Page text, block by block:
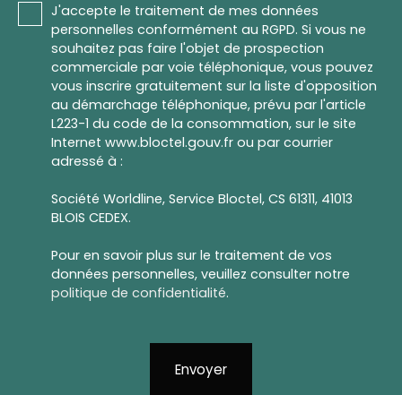
J'accepte le traitement de mes données
personnelles conformément au RGPD. Si vous ne
souhaitez pas faire l'objet de prospection
commerciale par voie téléphonique, vous pouvez
vous inscrire gratuitement sur la liste d'opposition
au démarchage téléphonique, prévu par l'article
L223-1 du code de la consommation, sur le site
Internet www.bloctel.gouv.fr ou par courrier
adressé à :
Société Worldline, Service Bloctel, CS 61311, 41013
BLOIS CEDEX.
Pour en savoir plus sur le traitement de vos
données personnelles, veuillez consulter notre
politique de confidentialité.
Envoyer